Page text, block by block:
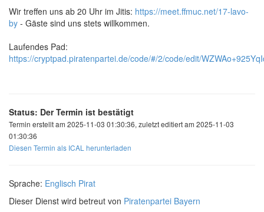
Wir treffen uns ab 20 Uhr im Jitis: https://meet.ffmuc.net/17-lavo-
by - Gäste sind uns stets willkommen.
Laufendes Pad:
https://cryptpad.piratenpartei.de/code/#/2/code/edit/
Status: Der Termin ist bestätigt
Termin erstellt am 2025-11-03 01:30:36, zuletzt editiert am 2025-11-03
01:30:36
Diesen Termin als ICAL herunterladen
Sprache: Englisch Pirat
Dieser Dienst wird betreut von Piratenpartei Bayern